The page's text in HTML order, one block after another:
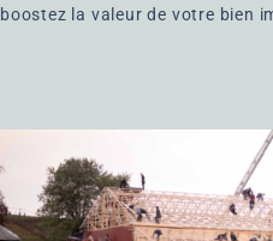
boostez la valeur de votre bien